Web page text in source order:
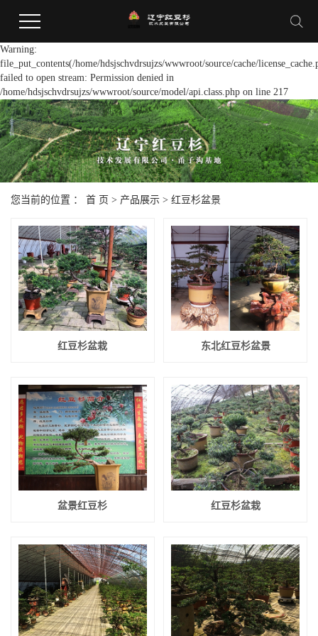
Warning:
file_put_contents(/home/hdsjschvdrsujzs/wwwroot/source/cache/
failed to open stream: Permission denied in
/home/hdsjschvdrsujzs/wwwroot/source/model/api.class.php on line 217
您当前的位置 ： 首 页 > 产品展示 > 红豆杉盆景
红豆杉盆栽 东北红豆杉盆景
盆景红豆杉 红豆杉盆栽